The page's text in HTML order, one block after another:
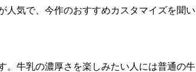
人気で、今作のおすすめカスタマイズを聞い
。牛乳の濃厚さを楽しみたい人には普通の牛